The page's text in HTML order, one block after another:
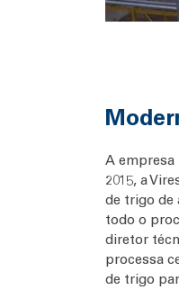
A empresa
2015, a
de trigo de
todo o
diretor
processa
de trigo